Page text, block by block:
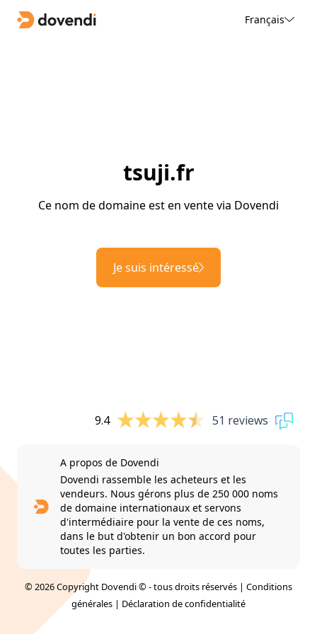
Français
tsuji.fr
Ce nom de domaine est en vente via Dovendi
Je suis intéressé
9.4 51 reviews
A propos de Dovendi
Dovendi rassemble les acheteurs et les
vendeurs. Nous gérons plus de 250 000 noms
de domaine internationaux et servons
d'intermédiaire pour la vente de ces noms,
dans le but d'obtenir un bon accord pour
toutes les parties.
© 2026 Copyright Dovendi © - tous droits réservés | Conditions
générales | Déclaration de confidentialité